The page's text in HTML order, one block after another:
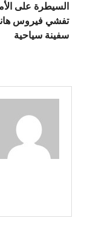
السيطرة على
تفشي فيروس
سفينة سياحية